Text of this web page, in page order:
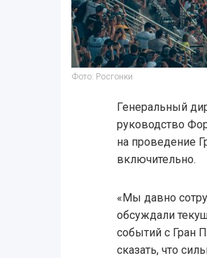
Фото: Росгонки
Генеральный
руководство
на проведение
включительно.
«Мы давно
обсуждали
событий с Гран
сказать, что